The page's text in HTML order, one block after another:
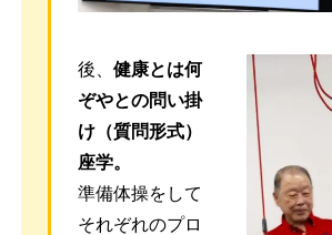
後、 健康とは何
ぞやとの問い掛
け（質問形式）
座学。
準備体操をして
それぞれのプロ